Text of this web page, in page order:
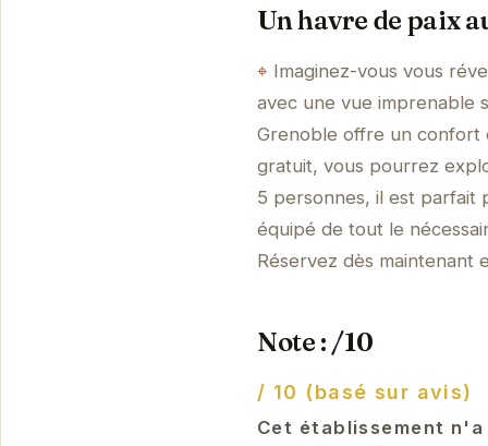
Un havre de paix
Imaginez-vous vous
avec une vue imprenable
Grenoble offre un confort
gratuit, vous pourrez
5 personnes, il est parfait
équipé de tout le
Réservez dès maintenant
Note : /10
/ 10 (basé sur avis)
Cet établissement